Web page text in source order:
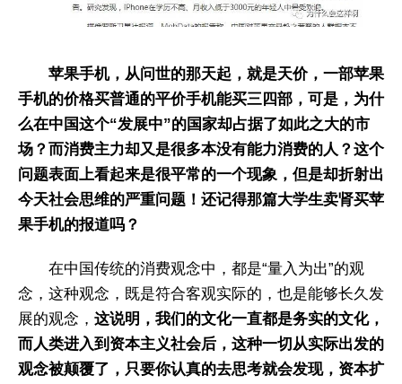
苹果手机，从问世的那天起，就是天价，一部苹果
手机的价格买普通的平价手机能买三四部，可是，为什
么在中国这个“发展中”的国家却占据了如此之大的市
场？而消费主力却又是很多本没有能力消费的人？这个
问题表面上看起来是很平常的一个现象，但是却折射出
今天社会思维的严重问题！还记得那篇大学生卖肾买苹
果手机的报道吗？
在中国传统的消费观念中，都是“量入为出”的观
念，这种观念，既是符合客观实际的，也是能够长久发
展的观念， 这说明，我们的文化一直都是务实的文化，
而人类进入到资本主义社会后，这种一切从实际出发的
观念被颠覆了，只要你认真的去思考就会发现，资本扩